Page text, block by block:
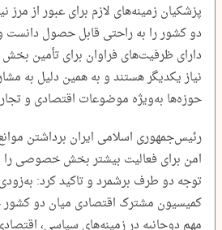
پزشکیان زمینه‌های لازم برای عبور از مرز
دو کشور را به راحتی قابل حصول دانست
دارای ظرفیت‌های فراوان برای تأمین بخش
نیاز یکدیگر هستند و به همین دلیل به
حوزه‌ها به‌ویژه موضوعات اقتصادی و
رئیس‌جمهوری اسلامی ایران برداشتن
امن برای فعالیت بیشتر بخش خصوصی را
توجه دو طرف برشمرد و تاکید کرد:
کمیسیون مشترک اقتصادی میان دو